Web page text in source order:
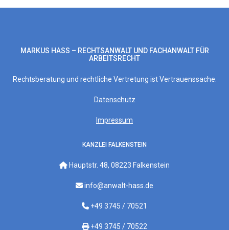
MARKUS HASS – RECHTSANWALT UND FACHANWALT FÜR A
RBEITSRECHT
Rechtsberatung und rechtliche Vertretung ist Vertrauenssache.
Datenschutz
Impressum
KANZLEI FALKENSTEIN
Hauptstr. 48, 08223 Falkenstein
info@anwalt-hass.de
+49 3745 / 70521
+49 3745 / 70522